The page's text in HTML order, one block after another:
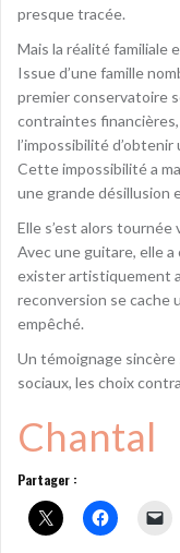
presque tracée.
Mais la réalité familiale
Issue d’une famille
premier conservatoire
contraintes
l’impossibilité
Cette impossibilité a
une grande désillusion
Elle s’est alors tournée
Avec une guitare, elle a
exister artistiquement
reconversion se cache
empêché.
Un témoignage sincère
sociaux, les choix
Chantal
Partager :